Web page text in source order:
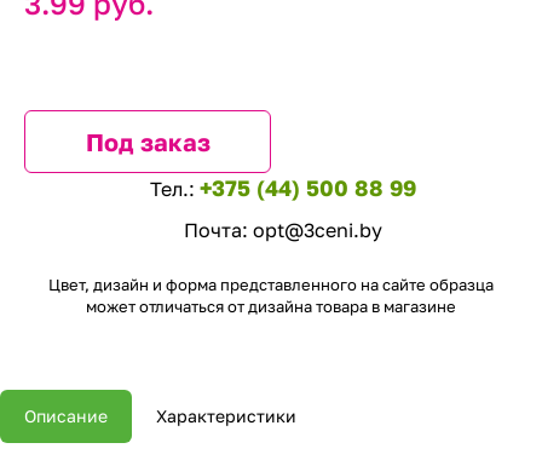
Под заказ
Тел.: +375 (44) 500 88 99
Почта: opt@3ceni.by
Цвет, дизайн и форма представленного на сайте образца
может отличаться от дизайна товара в магазине
Описание Характеристики